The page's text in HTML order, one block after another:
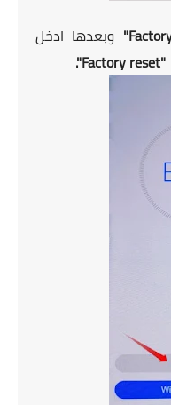
وبعدها ادخل
"Factory reset".